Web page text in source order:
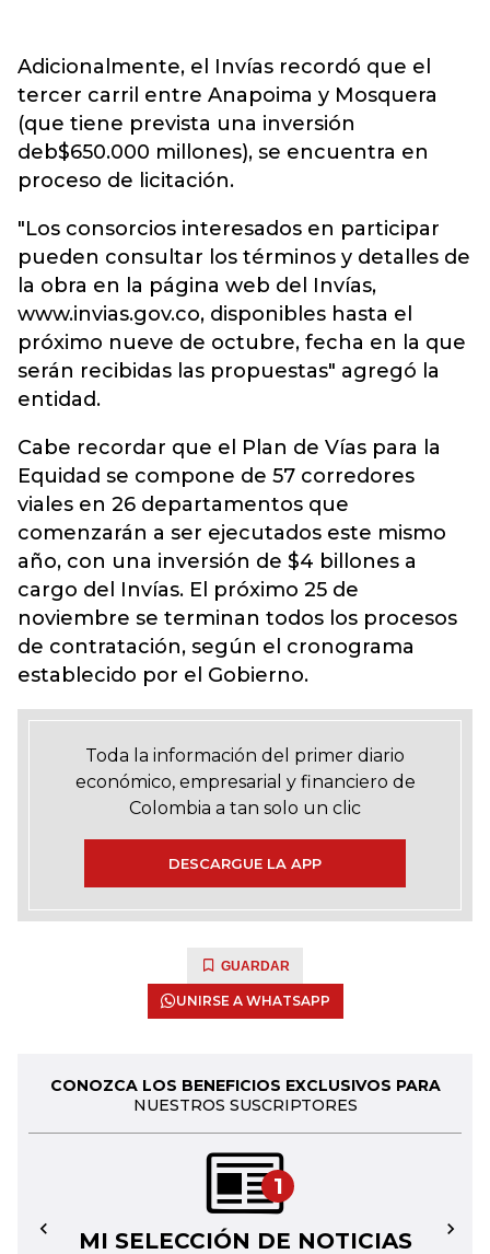
Adicionalmente, el Invías recordó que el
tercer carril entre Anapoima y Mosquera
(que tiene prevista una inversión
deb$650.000 millones), se encuentra en
proceso de licitación.
"Los consorcios interesados en participar
pueden consultar los términos y detalles de
la obra en la página web del Invías,
www.invias.gov.co, disponibles hasta el
próximo nueve de octubre, fecha en la que
serán recibidas las propuestas" agregó la
entidad.
Cabe recordar que el Plan de Vías para la
Equidad se compone de 57 corredores
viales en 26 departamentos que
comenzarán a ser ejecutados este mismo
año, con una inversión de $4 billones a
cargo del Invías. El próximo 25 de
noviembre se terminan todos los procesos
de contratación, según el cronograma
establecido por el Gobierno.
Toda la información del primer diario
económico, empresarial y financiero de
Colombia a tan solo un clic
DESCARGUE LA APP
GUARDAR
UNIRSE A WHATSAPP
CONOZCA LOS BENEFICIOS EXCLUSIVOS PARA
NUESTROS SUSCRIPTORES
1
MI SELECCIÓN DE NOTICIAS
← →